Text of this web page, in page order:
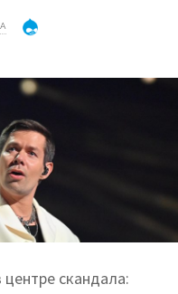
скандала: